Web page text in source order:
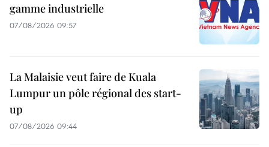
gamme industrielle
07/08/2026 09:57
La Malaisie veut faire de Kuala
Lumpur un pôle régional des start-
up
07/08/2026 09:44